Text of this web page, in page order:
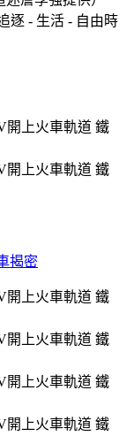
逐 - 生活 - 自由時
揭密